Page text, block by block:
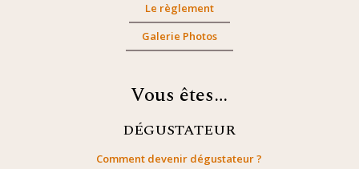
Le règlement
Galerie Photos
Vous êtes…
DÉGUSTATEUR
Comment devenir dégustateur ?